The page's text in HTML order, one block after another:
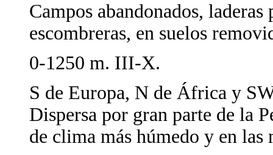
Campos abandonados,
escombreras, en suelos
0-1250 m. III-X.
S de Europa, N de África y
Dispersa por gran parte de la
de clima más húmedo y en las